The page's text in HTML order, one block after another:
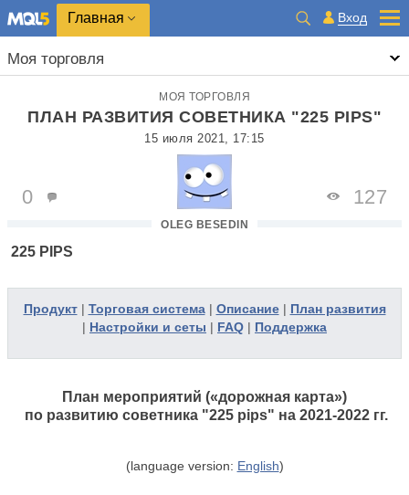
Главная Вход
Моя торговля
МОЯ ТОРГОВЛЯ
ПЛАН РАЗВИТИЯ СОВЕТНИКА "225 PIPS"
15 июля 2021, 17:15
OLEG BESEDIN
0 127
225 PIPS
Продукт| Торговая система| Описание| План развития
| Настройки и сеты | FAQ | Поддержка
План мероприятий («дорожная карта»)
по развитию советника "225 pips" на 2021-2022 гг.
(language version: English)